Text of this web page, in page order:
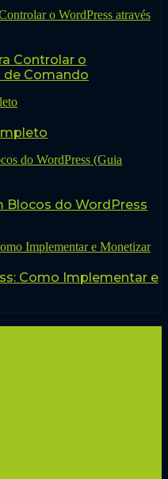
Controlar o
de Comando
Blocos do WordPress
Como Implementar e